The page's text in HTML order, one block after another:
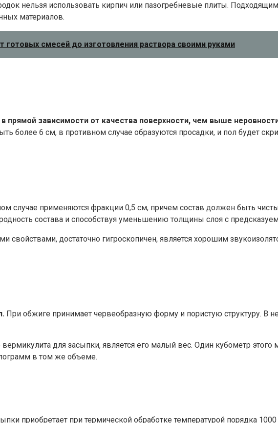
нельзя использовать кирпич или пазогребневые плиты.
материалов.
готовых смесей до изготовления раствора своими руками
прямой зависимости от качества поверхности, чем выше
более 6 см, в противном случае образуются просадки, и пол будет
случае применяются фракции 0,5 см, причем состав должен быть
состава и способствуя уменьшению толщины слоя с
достаточно гигроскопичен, является хорошим
При обжиге принимает червеобразную форму и пористую структуру. В
для засыпки, является его малый вес. Один кубометр этого
в том же объеме.
приобретает при термической обработке температурой порядка